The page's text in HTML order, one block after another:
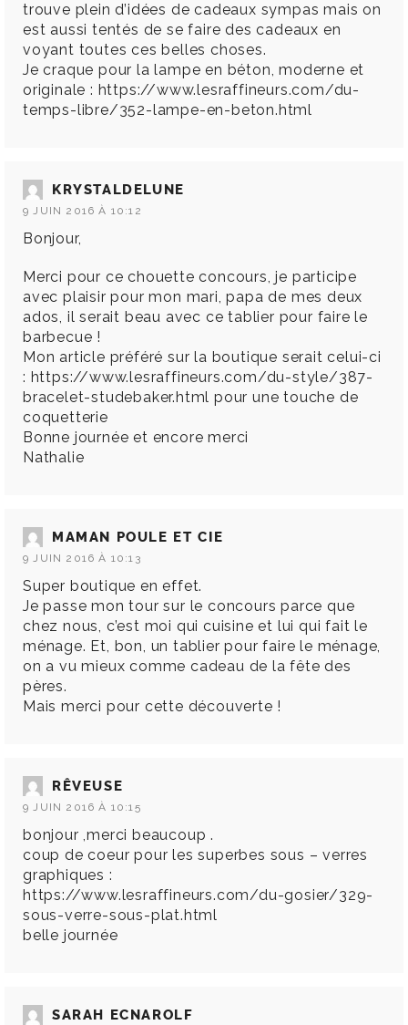
trouve plein d’idées de cadeaux sympas mais on
est aussi tentés de se faire des cadeaux en
voyant toutes ces belles choses.
Je craque pour la lampe en béton, moderne et
originale : https://www.lesraffineurs.com/du-
temps-libre/352-lampe-en-beton.html
KRYSTALDELUNE
9 JUIN 2016 À 10:12
Bonjour,
Merci pour ce chouette concours, je participe
avec plaisir pour mon mari, papa de mes deux
ados, il serait beau avec ce tablier pour faire le
barbecue !
Mon article préféré sur la boutique serait celui-ci
: https://www.lesraffineurs.com/du-style/387-
bracelet-studebaker.html pour une touche de
coquetterie
Bonne journée et encore merci
Nathalie
MAMAN POULE ET CIE
9 JUIN 2016 À 10:13
Super boutique en effet.
Je passe mon tour sur le concours parce que
chez nous, c’est moi qui cuisine et lui qui fait le
ménage. Et, bon, un tablier pour faire le ménage,
on a vu mieux comme cadeau de la fête des
pères.
Mais merci pour cette découverte !
RÊVEUSE
9 JUIN 2016 À 10:15
bonjour ,merci beaucoup .
coup de coeur pour les superbes sous – verres
graphiques :
https://www.lesraffineurs.com/du-gosier/329-
sous-verre-sous-plat.html
belle journée
SARAH ECNAROLF